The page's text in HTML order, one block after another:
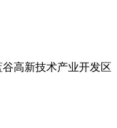
高新技术产业开发区